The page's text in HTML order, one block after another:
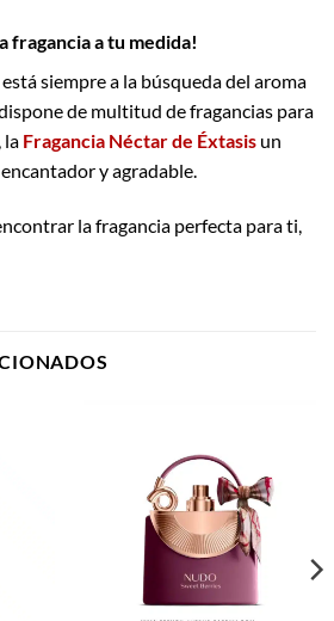
fragancia a tu medida!
siempre a la búsqueda del aroma
de multitud de fragancias para
la Fragancia Néctar de Éxtasis un
y agradable.
la fragancia perfecta para ti,